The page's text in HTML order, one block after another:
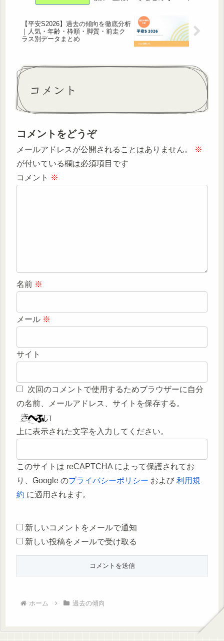
【平安S2026】過去の傾向を徹底分析
｜人気・年齢・枠順・脚質・前走ク
ラス別データまとめ
コメント
コメントをどうぞ
メールアドレスが公開されることはありません。
※
が付いている欄は必須項目です
コメント ※
名前 ※
メール ※
サイト
次回のコメントで使用するためブラウザーに自分
の名前、メールアドレス、サイトを保存する。
上に表示された文字を入力してください。
このサイトは reCAPTCHA によって保護されてお
り、Google のプライバシーポリシー および 利用規
約 に適用されます。
新しいコメントをメールで通知
新しい投稿をメールで受け取る
ホーム 過去の傾向